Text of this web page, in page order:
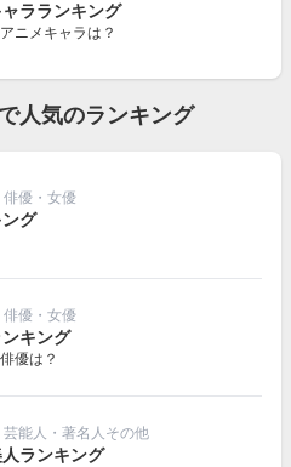
ラランキング
ニメキャラは？
人気のランキング
俳優・女優
グ
俳優・女優
キング
優は？
芸能人・著名人その他
ランキング